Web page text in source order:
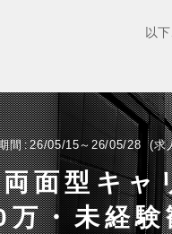
以
間 26/05/15～26/05/28 求
面型キャ
万・未経